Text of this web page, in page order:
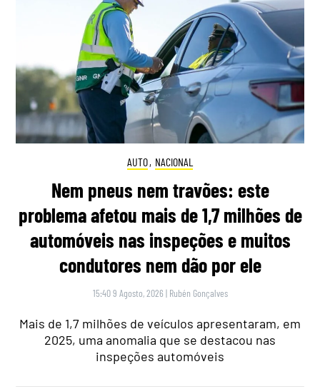
AUTO, NACIONAL
Nem pneus nem travões: este
problema afetou mais de 1,7 milhões de
automóveis nas inspeções e muitos
condutores nem dão por ele
15:40 9 Agosto, 2026 | Rubén Gonçalves
Mais de 1,7 milhões de veículos apresentaram, em
2025, uma anomalia que se destacou nas
inspeções automóveis